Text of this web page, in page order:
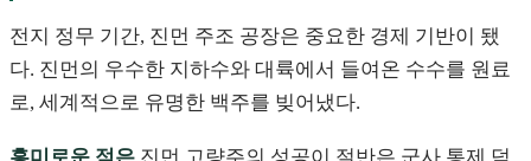
전지 정무 기간, 진먼 주조 공장은 중요한 경제 기반이 됐
다. 진먼의 우수한 지하수와 대륙에서 들여온 수수를 원료
로, 세계적으로 유명한 백주를 빚어냈다.